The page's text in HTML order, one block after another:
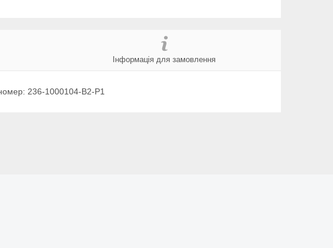
Інформація для замовлення
236-1000104-В2-Р1